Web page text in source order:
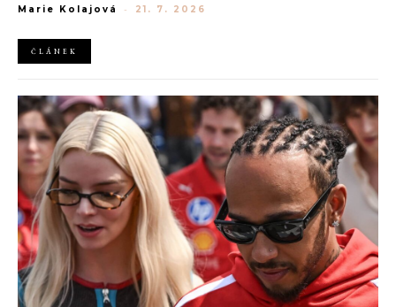
AliExpress.
Marie Kolajová - 21. 7. 2026
ČLÁNEK